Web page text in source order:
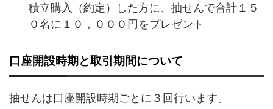
積立購入（約定）した方に、抽せんで合計１５
０名に１０，０００円をプレゼント
口座開設時期と取引期間について
抽せんは口座開設時期ごとに３回行います。